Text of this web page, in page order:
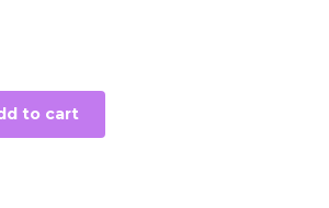
to cart